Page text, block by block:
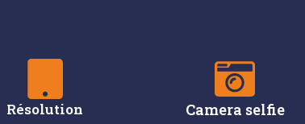
Résolution
Camera selfie